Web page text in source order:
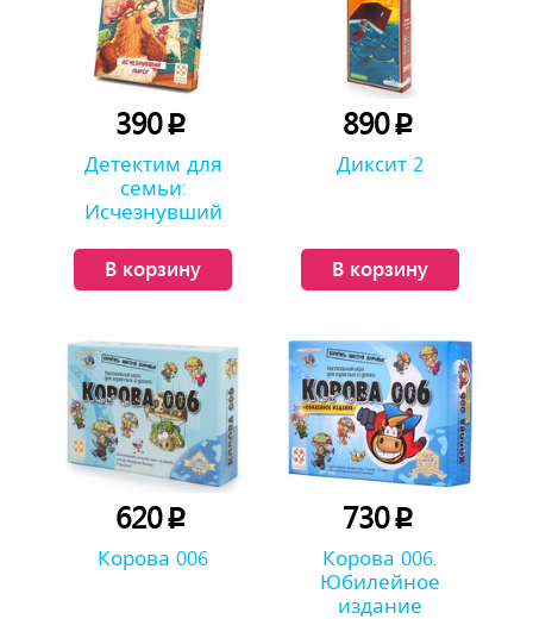
390p
Детектим для
семьи:
Исчезнувший
В корзину
890p
Диксит 2
В корзину
620p
Корова 006
730p
Корова 006.
Юбилейное
издание